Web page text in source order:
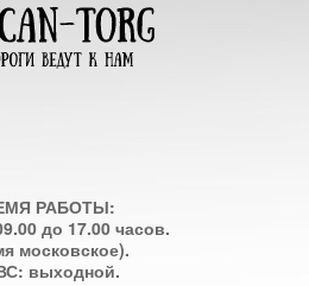
РАБОТЫ:
до 17.00 часов.
московское).
выходной.